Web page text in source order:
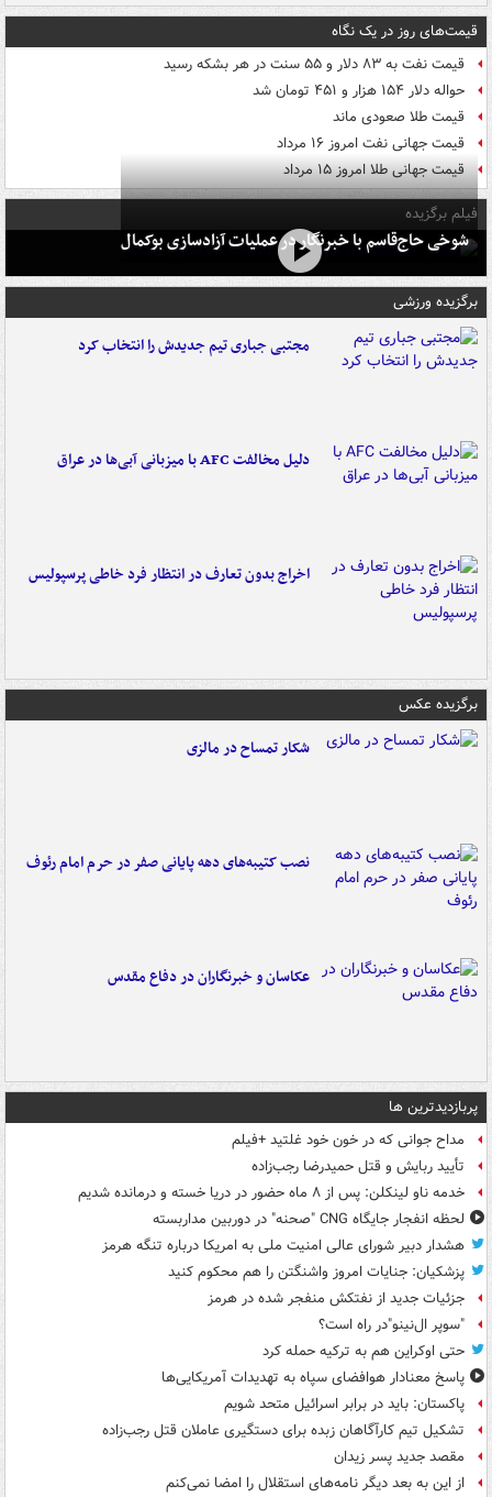
قیمت‌های روز در یک نگاه
قیمت نفت به ۸۳ دلار و ۵۵ سنت در هر بشکه رسید
حواله دلار ۱۵۴ هزار و ۴۵۱ تومان شد
قیمت طلا صعودی ماند
قیمت جهانی نفت امروز ۱۶ مرداد
قیمت جهانی طلا امروز ۱۵ مرداد
فیلم برگزیده
شوخی حاج‌قاسم با خبرنگار در عملیات آزادسازی بوکمال
برگزیده ورزشی
مجتبی جباری تیم جدیدش را انتخاب کرد
دلیل مخالفت AFC با میزبانی آبی‌ها در عراق
اخراج بدون تعارف در انتظار فرد خاطی پرسپولیس
برگزیده عکس
شکار تمساح در مالزی
نصب کتیبه‌های دهه پایانی صفر در حرم امام رئوف
عکاسان و خبرنگاران در دفاع مقدس
پربازدیدترین ها
مداح جوانی که در خون خود غلتید +فیلم
تأیید ربایش و قتل حمیدرضا رجب‌زاده
خدمه ناو لینکلن: پس از ۸ ماه حضور در دریا خسته و درمانده‌ شدیم
لحظه انفجار جایگاه CNG "صحنه" در دوربین مداربسته
هشدار دبیر شورای عالی امنیت ملی به امریکا درباره تنگه هرمز
پزشکیان: جنایات امروز واشنگتن را هم محکوم کنید
جزئیات جدید از نفتکش منفجر شده در هرمز
"سوپر ال‌نینو"در راه است؟
حتی اوکراین هم به ترکیه حمله کرد
پاسخ معنادار هوافضای سپاه به تهدیدات آمریکایی‌ها
پاکستان: باید در برابر اسرائیل متحد شویم
تشکیل تیم کارآگاهان زبده برای دستگیری عاملان قتل رجب‌زاده
مقصد جدید پسر زیدان
از این به بعد دیگر نامه‌های استقلال را امضا نمی‌کنم